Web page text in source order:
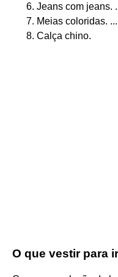
Jeans com jeans.
Meias coloridas. ...
Calça chino.
O que vestir para